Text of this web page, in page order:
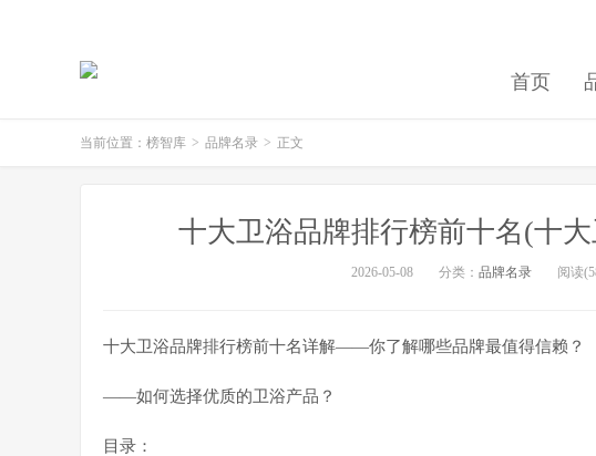
首页
当前位置： 榜智库 > 品牌名录 > 正文
十大卫浴品牌排行榜前十名(十
2026-05-08 分类： 品牌名录 阅读
十大卫浴品牌排行榜前十名详解——你了解哪些品牌最值得信赖？
——如何选择优质的卫浴产品？
目录：